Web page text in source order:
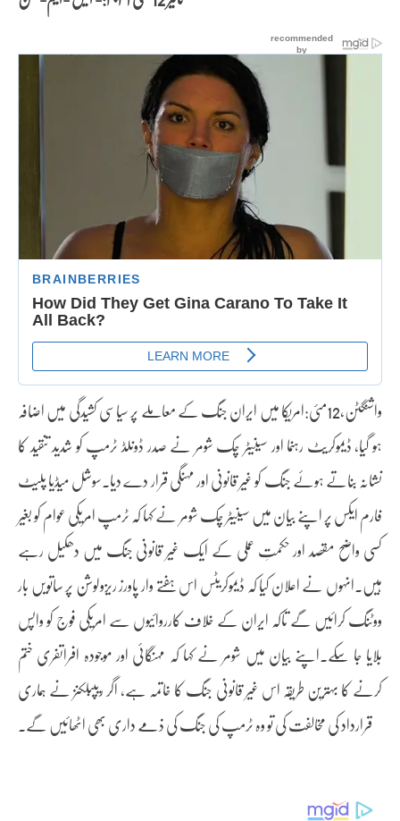
واشنگٹن،12مئی:امریکا میں ایران جنگ کے معاملے پر سیاسی کشیدگی میں اضافہ
ہو گیا، ڈیموکریٹ رہنما اور سینیٹر چک شومر نے صدر ڈونلڈ ٹرمپ کو شدید تنقید کا
نشانہ بناتے ہوئے جنگ کو غیر قانونی اور مہنگی قرار دے دیا۔سوشل میڈیا پلیٹ
فارم ایکس پر اپنے بیان میں سینیٹر چک شومر نے کہا کہ ٹرمپ امریکی عوام کو بغیر
کسی واضح مقصد اور حکمتِ عملی کے ایک غیر قانونی جنگ میں دھکیل رہے
ہیں۔انہوں نے اعلان کیا کہ ڈیموکریٹس اس ہفتے وار پاورز ریزولوشن پر ساتویں بار
ووٹنگ کرائیں گے تاکہ ایران کے خلاف کارروائیوں سے امریکی فوج کو واپس
بلایا جا سکے۔اپنے بیان میں شومر نے کہا کہ مہنگائی اور موجودہ افراتفری ختم
کرنے کا بہترین طریقہ اس غیر قانونی جنگ کا خاتمہ ہے، اگر ریپبلکنز نے ہماری
قرارداد کی مخالفت کی تو وہ ٹرمپ کی جنگ کی ذمے داری بھی اٹھائیں گے۔